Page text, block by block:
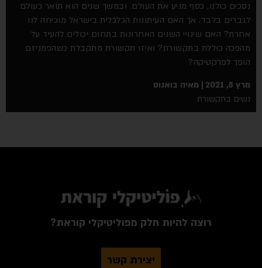
נסכים כולנו, כסף מניע את העולם. ובמשך שנים הוא תואר כעולם
לגברים בלבד. אך האם העיתונות הכלכלית בישראל מוכיחה לנו
אחרת? האם שינויי השנים האחרונות בתחום יכולים להעיד על
מהפכה כוללת בתקשורת? ואיזו תקשורת מתקבלת כשהפמניזם
הופך לפרקטיקה?
מרץ 8, 2021
מאיה בואנוס
נשים בתקשורת
רוצה להיות חלק מפוליטיקלי קוראת?
יצירת קשר